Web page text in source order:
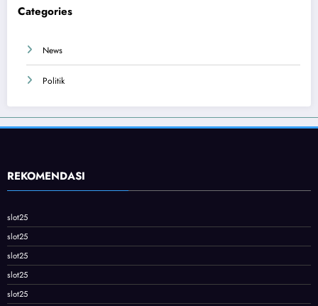
Categories
News
Politik
REKOMENDASI
slot25
slot25
slot25
slot25
slot25